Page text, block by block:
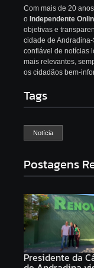
Com mais de 20
o Independente
objetivas e
cidade de
confiável de notícias
mais relevantes,
os cidadãos bem-
Tags
Notícia
Postagens
Presidente da